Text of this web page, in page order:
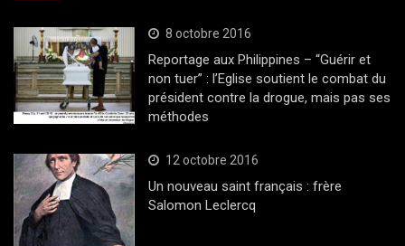
8 octobre 2016
Reportage aux Philippines – “Guérir et
non tuer” : l’Eglise soutient le combat du
président contre la drogue, mais pas ses
méthodes
12 octobre 2016
Un nouveau saint français : frère
Salomon Leclercq